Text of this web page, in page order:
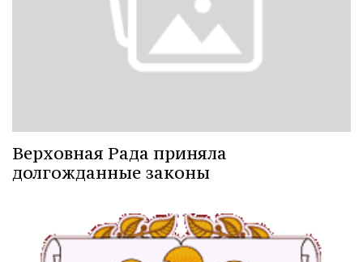
Верховная Рада приняла
долгожданные законы